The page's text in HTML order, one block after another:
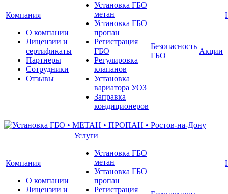
Компания
О компании
Лицензии и
сертификаты
Партнеры
Сотрудники
Отзывы
Установка ГБО
метан
Установка ГБО
пропан
Регистрация
ГБО
Регулировка
клапанов
Установка
вариатора УОЗ
Заправка
кондиционеров
Безопасность
ГБО
Акции
Компания
О компании
Лицензии и
Услуги
Установка ГБО
метан
Установка ГБО
пропан
Регистрация